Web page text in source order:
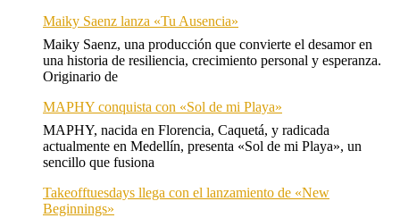
Maiky Saenz lanza «Tu Ausencia»
Maiky Saenz, una producción que convierte el desamor en
una historia de resiliencia, crecimiento personal y esperanza.
Originario de
MAPHY conquista con «Sol de mi Playa»
MAPHY, nacida en Florencia, Caquetá, y radicada
actualmente en Medellín, presenta «Sol de mi Playa», un
sencillo que fusiona
Takeofftuesdays llega con el lanzamiento de «New
Beginnings»